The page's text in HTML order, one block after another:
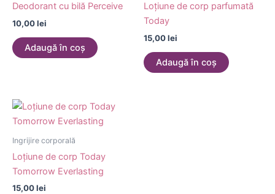
Deodorant cu bilă Perceive
10,00lei
Adaugă în coș
Loțiune de corp parfumată
Today
15,00lei
Adaugă în coș
Ingrijire corporală
Loțiune de corp Today
Tomorrow Everlasting
15,00lei